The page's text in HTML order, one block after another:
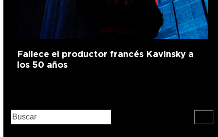
Fallece el productor francés Kavinsky a
los 50 años